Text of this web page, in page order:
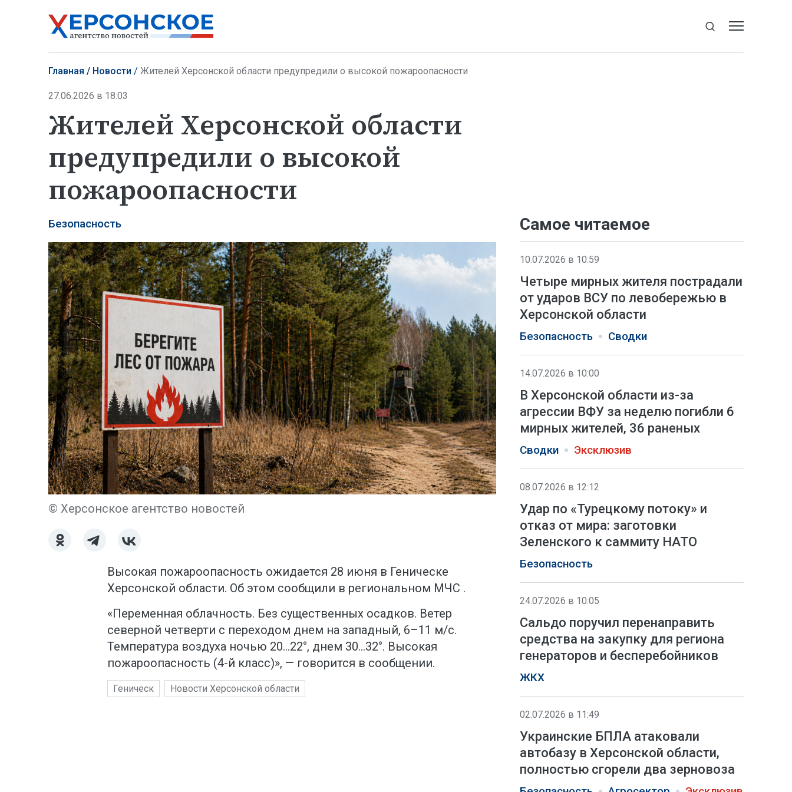
Главная Новости Жителей Херсонской области предупредили о высокой пожароопасности
27.06.2026 в 18:03
Жителей Херсонской области
предупредили о высокой
пожароопасности
Безопасность
© Херсонское агентство новостей
Высокая пожароопасность ожидается 28 июня в Геническе
Херсонской области. Об этом сообщили в региональном МЧС .
«Переменная облачность. Без существенных осадков. Ветер
северной четверти с переходом днем на западный, 6–11 м/с.
Температура воздуха ночью 20…22°, днем 30…32°. Высокая
пожароопасность (4-й класс)», — говорится в сообщении.
Геническ Новости Херсонской области
Самое читаемое
10.07.2026 в 10:59
Четыре мирных жителя пострадали
от ударов ВСУ по левобережью в
Херсонской области
Безопасность Сводки
14.07.2026 в 10:00
В Херсонской области из-за
агрессии ВФУ за неделю погибли 6
мирных жителей, 36 раненых
Сводки Эксклюзив
08.07.2026 в 12:12
Удар по «Турецкому потоку» и
отказ от мира: заготовки
Зеленского к саммиту НАТО
Безопасность
24.07.2026 в 10:05
Сальдо поручил перенаправить
средства на закупку для региона
генераторов и бесперебойников
ЖКХ
02.07.2026 в 11:49
Украинские БПЛА атаковали
автобазу в Херсонской области,
полностью сгорели два зерновоза